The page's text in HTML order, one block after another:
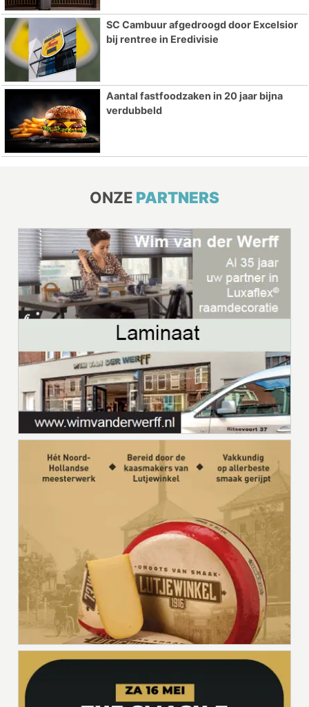
SC Cambuur afgedroogd door Excelsior
bij rentree in Eredivisie
Aantal fastfoodzaken in 20 jaar bijna
verdubbeld
ONZE PARTNERS